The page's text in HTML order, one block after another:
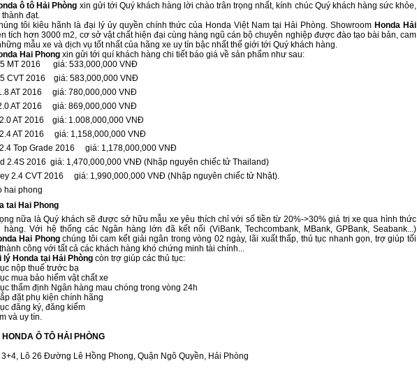
ô tô Hải Phòng xin gửi tới Quý khách hàng lời chào trân trọng nhất, kính chúc Quý khách hàng sức khỏe,
đạt.
tôi kiêu hãnh là đại lý ủy quyền chính thức của Honda Việt Nam tại Hải Phòng. Showroom Honda Hải
tích hơn 3000 m2, cơ sở vật chất hiện đại cùng hàng ngũ cán bộ chuyên nghiệp được đào tạo bài bản, cam
mẫu xe và dịch vụ tốt nhất của hãng xe uy tín bậc nhất thế giới tới Quý khách hàng.
Hai Phong xin gửi tới quí khách hàng chi tiết báo giá về sản phẩm như sau:
MT 2016 giá: 533,000,000 VNĐ
CVT 2016 giá: 583,000,000 VNĐ
AT 2016 giá: 780,000,000 VNĐ
AT 2016 giá: 869,000,000 VNĐ
AT 2016 giá: 1.008,000,000 VNĐ
AT 2016 giá: 1,158,000,000 VNĐ
Top Grade 2016 giá: 1,178,000,000 VNĐ
2.4S 2016 giá: 1,470,000,000 VNĐ (Nhập nguyên chiếc tử Thailand)
2.4 CVT 2016 giá: 1,990,000,000 VNĐ (Nhập nguyên chiếc tử Nhật).
tai Hai Phong
nữa là Quý khách sẽ được sở hữu mẫu xe yêu thích chỉ với số tiền từ 20%->30% giá trị xe qua hình thức
hàng. Với hệ thống các Ngân hàng lớn đã kết nối (ViBank, Techcombank, MBank, GPBank, Seabank...)
Hai Phongchúng tôi cam kết giải ngân trong vòng 02 ngày, lãi xuất thấp, thủ tục nhanh gọn, trợ giúp tối
công với tất cả các khách hàng khó chứng minh tài chính...
lý Honda tại Hải Phòng còn trợ giúp các thủ tục:
nộp thuế trước bạ
mua bảo hiểm vật chất xe
thẩm định Ngân hàng mau chóng trong vòng 24h
đặt phụ kiện chính hãng
đăng ký, đăng kiểm
và uy tín.
HONDA Ô TÔ HẢI PHÒNG
Lô 26 Đường Lê Hồng Phong, Quận Ngô Quyền, Hải Phòng